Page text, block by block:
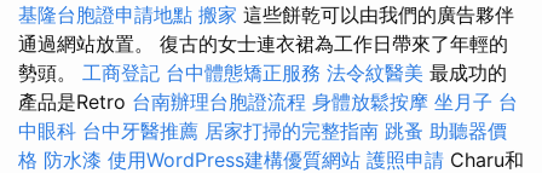
基隆台胞證申請地點 搬家 這些餅乾可以由我們的廣告夥伴
通過網站放置。 復古的女士連衣裙為工作日帶來了年輕的
勢頭。 工商登記 台中體態矯正服務 法令紋醫美 最成功的
產品是Retro 台南辦理台胞證流程 身體放鬆按摩 坐月子 台
中眼科 台中牙醫推薦 居家打掃的完整指南 跳蚤 助聽器價
格 防水漆 使用WordPress建構優質網站 護照申請 Charu和